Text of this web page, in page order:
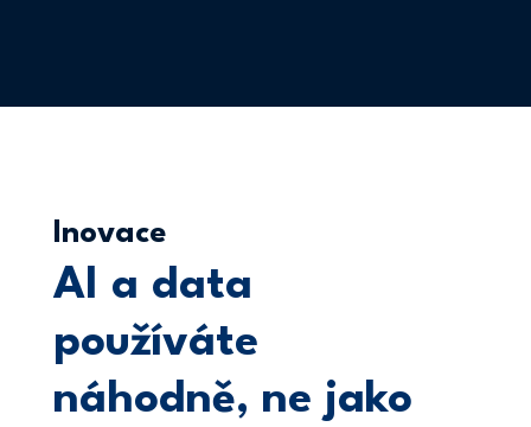
Inovace
AI a data
používáte
náhodně, ne jako